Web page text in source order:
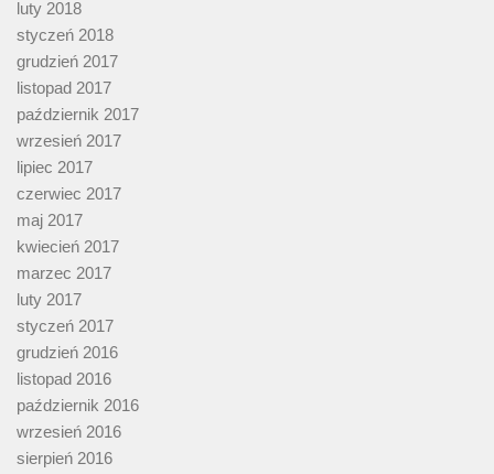
luty 2018
styczeń 2018
grudzień 2017
listopad 2017
październik 2017
wrzesień 2017
lipiec 2017
czerwiec 2017
maj 2017
kwiecień 2017
marzec 2017
luty 2017
styczeń 2017
grudzień 2016
listopad 2016
październik 2016
wrzesień 2016
sierpień 2016